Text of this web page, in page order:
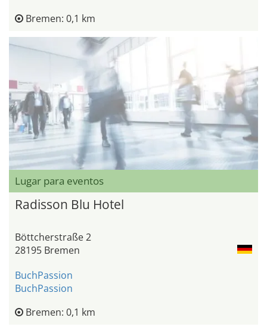
Bremen: 0,1 km
Lugar para eventos
Radisson Blu Hotel
Böttcherstraße 2
28195 Bremen
BuchPassion
BuchPassion
Bremen: 0,1 km